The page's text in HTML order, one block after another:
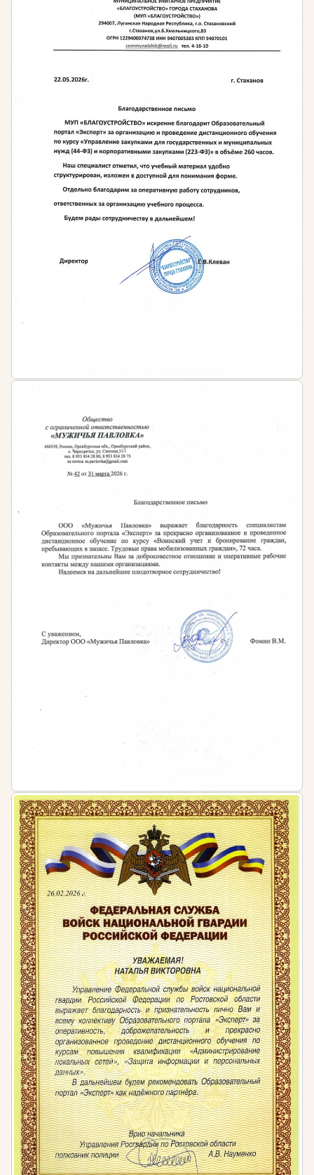
рекомендуется проходить программы
профессиональной переподготовки. По окончанию
профессиональной переподготовки обучающемуся
государством образца, который даст право на
ведение деятельности в этой сфере.
Затем, рекомендовано регулярно осваивать
программы повышения квалификации,
периодичность которых устанавливается:
Профессиональными стандартами в сфере
музейного дела
Иными нормативно-правовыми актами в
сфере музейного дела
Работодателем — во внутренних локальных
актах предприятий и организаций
эффективными методами работы.
Штраф за несоблюдение требований
законодательства:
На основании части 1 статьи 5.27 КоАП РФ от
30.12.2001 № 195-ФЗ нарушение требований
законодательства об уровне квалификации
специалистов ведёт к наложению штрафов:
для должностных лиц — от 1 до 5 тысяч рублей
лиц, осуществляющих предпринимательскую
деятельность без образования юридического
для юридических лиц — от 30 до 50 тысяч
2020 г. № 827 «Об утверждении Единых правил
организации комплектования, учета, хранения и
подготовки 51.03.04 «Музеология и охрана
утвержденного приказом Министерства
образования и науки РФ от 6 декабря 2017 года
№ 1180.
Приказ Минтруда России от 04.08.2014 № 521н
«Об утверждении профессионального стандарта
«Специалист по учету музейных предметов».
Федеральный закон от 29.12.2012 № 273-ФЗ
«Об образовании в Российской Федерации».
Приказ Минтруда России от 04.08.2014 № 537н
«Об утверждении профессионального стандарта
«Хранитель музейных ценностей».